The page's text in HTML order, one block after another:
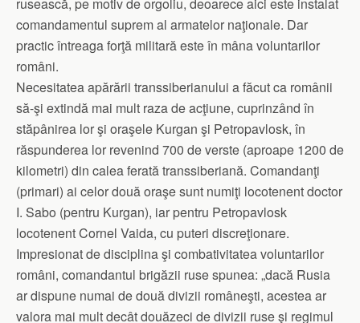
rusească, pe motiv de orgoliu, deoarece aici este instalat
comandamentul suprem al armatelor naţionale. Dar
practic întreaga forţă militară este în mâna voluntarilor
români.
Necesitatea apărării transsiberianului a făcut ca românii
să-şi extindă mai mult raza de acţiune, cuprinzând în
stăpânirea lor şi oraşele Kurgan şi Petropavlosk, în
răspunderea lor revenind 700 de verste (aproape 1200 de
kilometri) din calea ferată transsiberiană. Comandanţi
(primari) ai celor două oraşe sunt numiţi locotenent doctor
I. Sabo (pentru Kurgan), iar pentru Petropavlosk
locotenent Cornel Vaida, cu puteri discreţionare.
Impresionat de disciplina şi combativitatea voluntarilor
români, comandantul brigăzii ruse spunea: „dacă Rusia
ar dispune numai de două divizii româneşti, acestea ar
valora mai mult decât douăzeci de divizii ruse şi regimul